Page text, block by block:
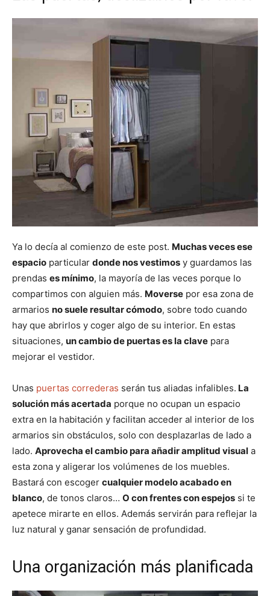
Ya lo decía al comienzo de este post. Muchas veces ese
espacio particular donde nos vestimos y guardamos las
prendas es mínimo, la mayoría de las veces porque lo
compartimos con alguien más. Moverse por esa zona de
armarios no suele resultar cómodo, sobre todo cuando
hay que abrirlos y coger algo de su interior. En estas
situaciones, un cambio de puertas es la clave para
mejorar el vestidor.
Unas puertas correderas serán tus aliadas infalibles. La
solución más acertada porque no ocupan un espacio
extra en la habitación y facilitan acceder al interior de los
armarios sin obstáculos, solo con desplazarlas de lado a
lado. Aprovecha el cambio para añadir amplitud visual a
esta zona y aligerar los volúmenes de los muebles.
Bastará con escoger cualquier modelo acabado en
blanco, de tonos claros… O con frentes con espejos si te
apetece mirarte en ellos. Además servirán para reflejar la
luz natural y ganar sensación de profundidad.
Una organización más planificada